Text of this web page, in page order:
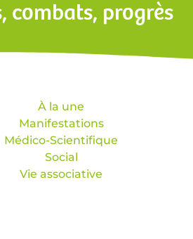
combats, progrès
À la une
Manifestations
Médico-Scientifique
Social
Vie associative